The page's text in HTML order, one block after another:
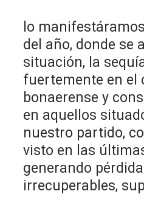
Que
lo
del año, donde se
situación, la
fuertemente en el
bonaerense y
en aquellos
nuestro partido,
visto en las
generando
irrecuperables,